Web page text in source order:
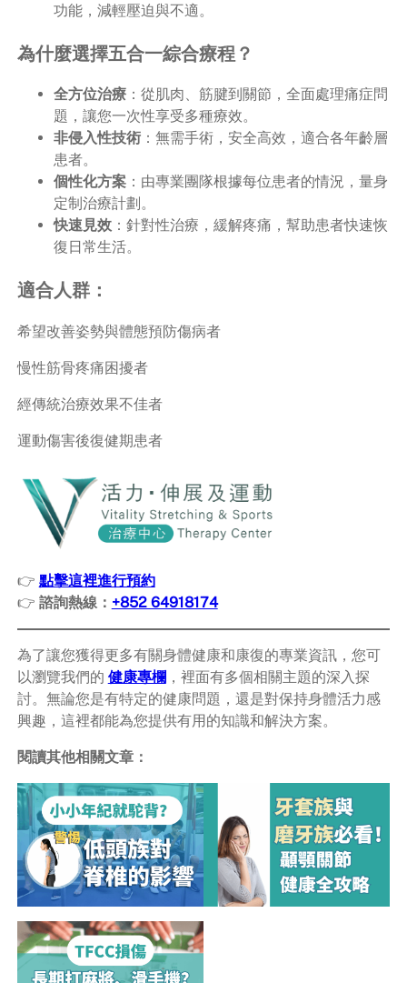
功能，減輕壓迫與不適。
為什麼選擇五合一綜合療程？
全方位治療：從肌肉、筋腱到關節，全面處理痛症問
題，讓您一次性享受多種療效。
非侵入性技術：無需手術，安全高效，適合各年齡層
患者。
個性化方案：由專業團隊根據每位患者的情況，量身
定制治療計劃。
快速見效：針對性治療，緩解疼痛，幫助患者快速恢
復日常生活。
適合人群：
希望改善姿勢與體態預防傷病者
慢性筋骨疼痛困擾者
經傳統治療效果不佳者
運動傷害後復健期患者
👉 點擊這裡進行預約
👉 諮詢熱線： +852 64918174
為了讓您獲得更多有關身體健康和康復的專業資訊，您可
以瀏覽我們的 健康專欄 ，裡面有多個相關主題的深入探
討。無論您是有特定的健康問題，還是對保持身體活力感
興趣，這裡都能為您提供有用的知識和解決方案。
閱讀其他相關文章：